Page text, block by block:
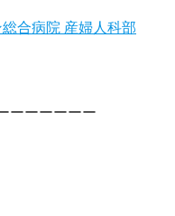
総合病院 産婦人科部
ーーーーーー